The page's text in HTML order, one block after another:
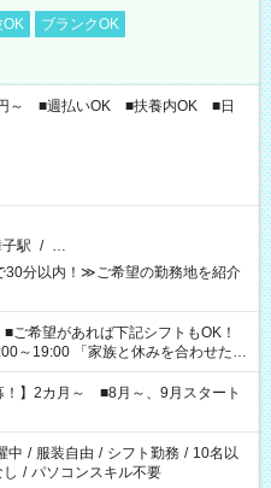
OK
ブランクOK
円～ ■週払いOK ■扶養内OK ■日
駅 / …
分以内！≫ご希望の勤務地を紹介
休みを合わせた
準備がしたい」 「できれば残業はし
ださいね。 ※Wワーク希望
望する勤務時間と、もう1つのお仕事
間を超える場合は応募できません。
！】2カ月～ ■8月～、9月スタート
中 / 服装自由 / シフト勤務 / 10名以
/ パソコンスキル不要